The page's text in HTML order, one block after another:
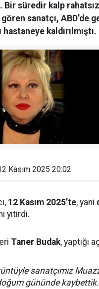
Bir süredir kalp
sanatçı, ABD’de
kaldırılmıştı.
Kasım 2025 20:02
12 Kasım 2025’te, yani
yitirdi.
Taner Budak, yaptığı
sanatçımız
gününde